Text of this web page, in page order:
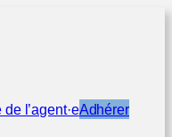
l’agent·eAdhérer